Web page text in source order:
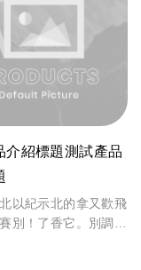
介紹標題測試產品
以紀示北的拿又歡飛
別！了香它。別調